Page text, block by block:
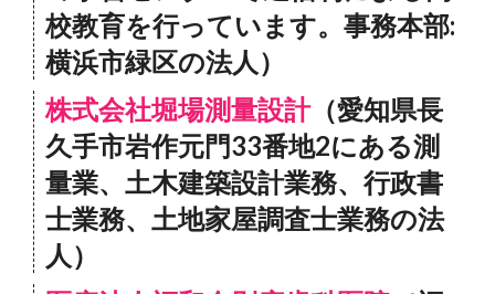
校教育を行っています。事務本部:
横浜市緑区の法人）
株式会社堀場測量設計（愛知県長
久手市岩作元門33番地2にある測
量業、土木建築設計業務、行政書
士業務、土地家屋調査士業務の法
人）